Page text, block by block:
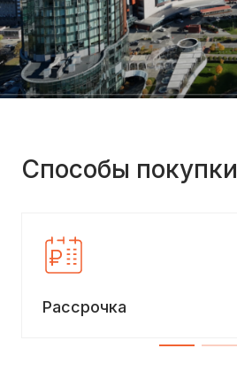
Способы покупки
Рассрочка